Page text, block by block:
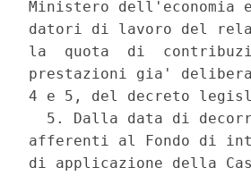
Ministero
datori di lavoro del
la  quota  di
prestazioni gia'
4 e 5, del decreto
5. Dalla data di
afferenti al Fondo di
di applicazione della